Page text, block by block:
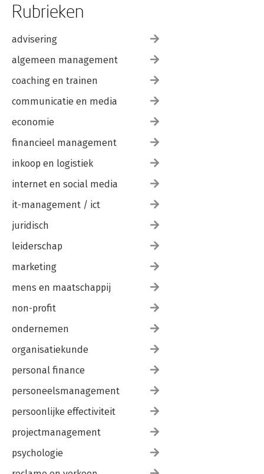
Rubrieken
advisering
algemeen management
coaching en trainen
communicatie en media
economie
financieel management
inkoop en logistiek
internet en social media
it-management / ict
juridisch
leiderschap
marketing
mens en maatschappij
non-profit
ondernemen
organisatiekunde
personal finance
personeelsmanagement
persoonlijke effectiviteit
projectmanagement
psychologie